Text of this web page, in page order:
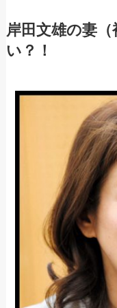
岸田文雄の妻
い？！